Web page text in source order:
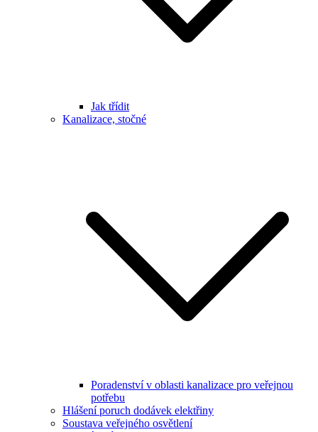
Jak třídit
Kanalizace, stočné
Poradenství v oblasti kanalizace pro veřejnou
potřebu
Hlášení poruch dodávek elektřiny
Soustava veřejného osvětlení